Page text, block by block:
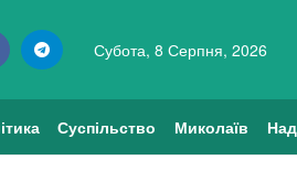
Субота, 8 Серпня, 2026
Суспільство Миколаїв